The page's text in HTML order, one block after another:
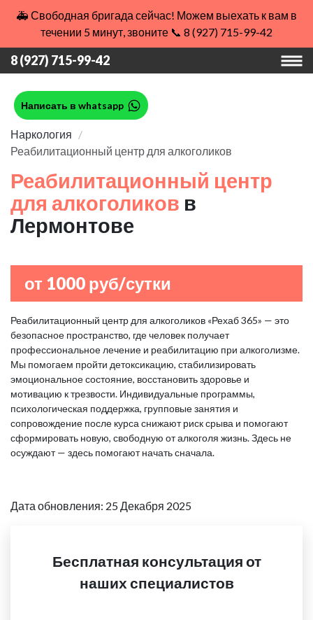
🚑 Свободная бригада сейчас! Можем выехать к вам в
течении 5 минут, звоните 📞 8 (927) 715-99-42
8 (927) 715-99-42
Написать в whatsapp
Наркология
Реабилитационный центр для алкоголиков
Реабилитационный центр
для алкоголиков в
Лермонтове
от 1000 руб/сутки
Реабилитационный центр для алкоголиков «Рехаб 365» — это
безопасное пространство, где человек получает
профессиональное лечение и реабилитацию при алкоголизме.
Мы помогаем пройти детоксикацию, стабилизировать
эмоциональное состояние, восстановить здоровье и
мотивацию к трезвости. Индивидуальные программы,
психологическая поддержка, групповые занятия и
сопровождение после курса снижают риск срыва и помогают
сформировать новую, свободную от алкоголя жизнь. Здесь не
осуждают — здесь помогают начать сначала.
Дата обновления: 25 Декабря 2025
Бесплатная консультация от
наших специалистов